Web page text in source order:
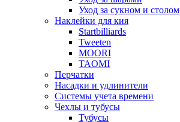
Уход за сукном и столом
Наклейки для кия
Startbilliards
Tweeten
MOORI
TAOMI
Перчатки
Насадки и удлинители
Системы учета времени
Чехлы и тубусы
Тубусы